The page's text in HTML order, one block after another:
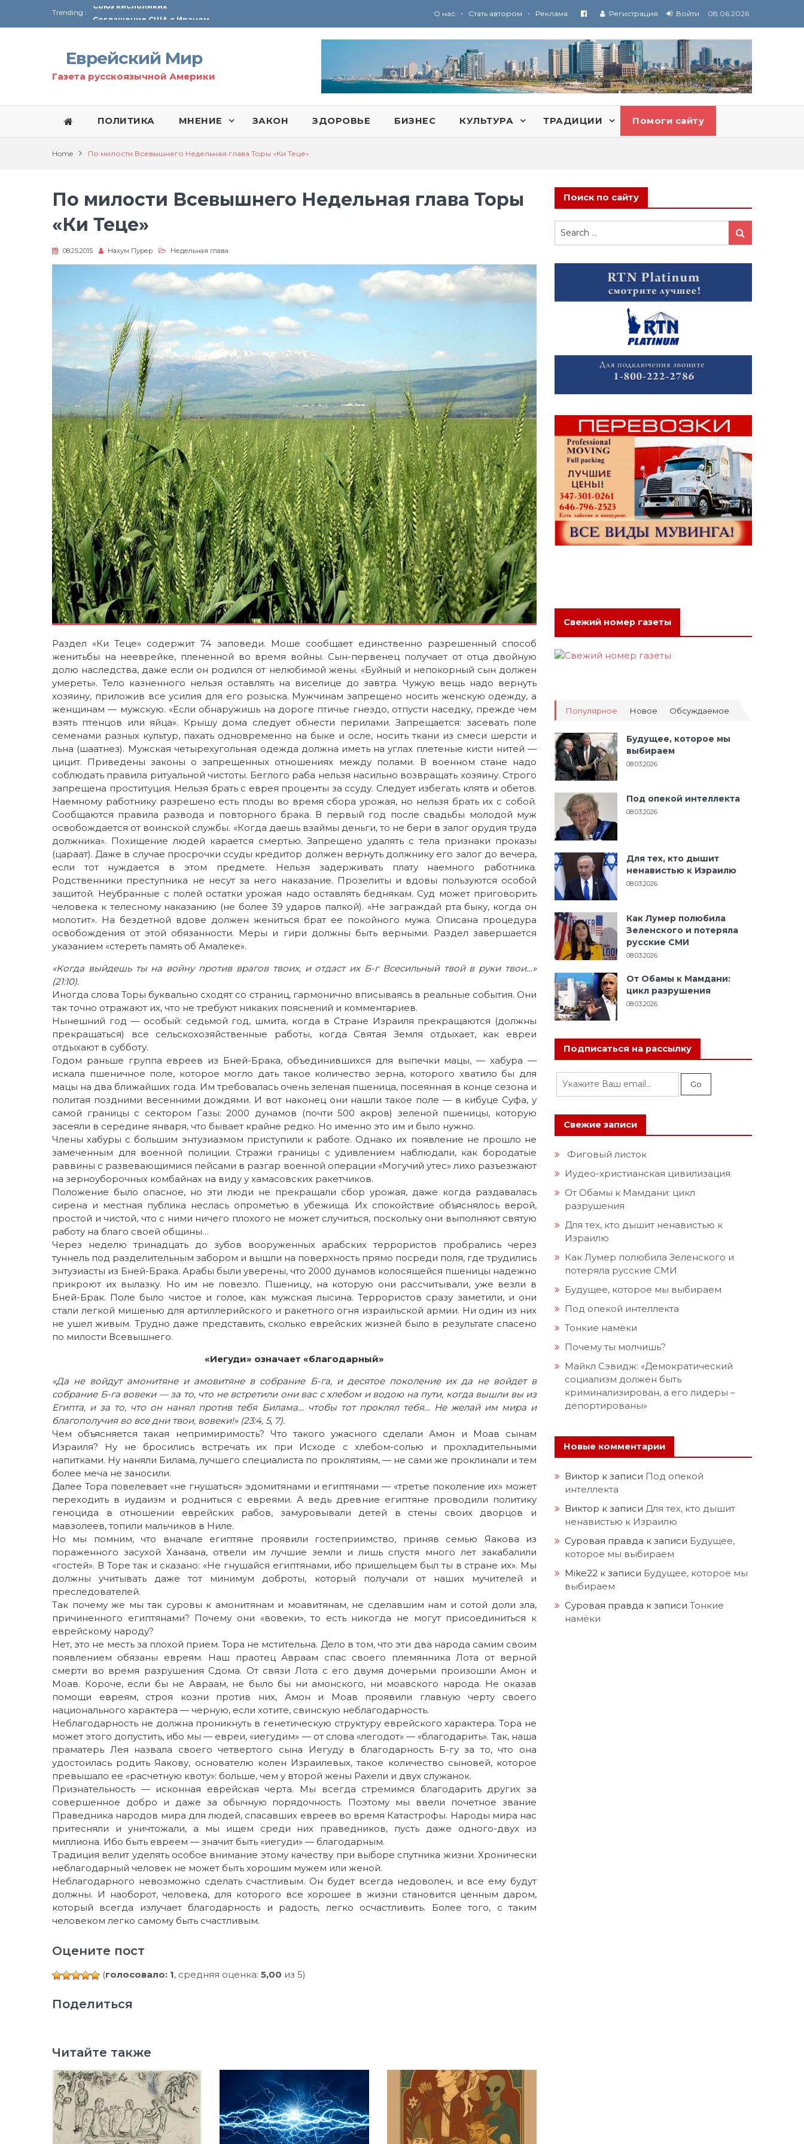
Trending :
Технология Революции в Иране
Ю
ридические услуги адвокатской коллегии «Эли Гервиц»: полное сопровождение на всех этапах
От Ирана до Ливана и Газы
О нас • Стать автором • Реклама Регистрация Войти 08.06.2026
Еврейский Мир
Газета русскоязычной Америки
ПОЛИТИКА МНЕНИЕ ЗАКОН ЗДОРОВЬЕ БИЗНЕС КУЛЬТУРА ТРАДИЦИИ Помоги сайту
Home По милости Всевышнего Недельная глава Торы «Ки Теце»
По милости Всевышнего Недельная глава Торы
«Ки Теце»
08.25.2015 Нахум Пурер Недельная глава
Раздел «Ки Теце» содержит 74 заповеди. Моше сообщает единственно разрешенный способ
женитьбы на нееврейке, плененной во время войны. Сын-первенец получает от отца двойную
долю наследства, даже если он родился от нелюбимой жены. «Буйный и непокорный сын должен
умереть». Тело казненного нельзя оставлять на виселице до завтра. Чужую вещь надо вернуть
хозяину, приложив все усилия для его розыска. Мужчинам запрещено носить женскую одежду, а
женщинам — мужскую. «Если обнаружишь на дороге птичье гнездо, отпусти наседку, прежде чем
взять птенцов или яйца». Крышу дома следует обнести перилами. Запрещается: засевать поле
семенами разных культур, пахать одновременно на быке и осле, носить ткани из смеси шерсти и
льна (шаатнез). Мужская четырехугольная одежда должна иметь на углах плетеные кисти нитей —
цицит. Приведены законы о запрещенных отношениях между полами. В военном стане надо
соблюдать правила ритуальной чистоты. Беглого раба нельзя насильно возвращать хозяину. Строго
запрещена проституция. Нельзя брать с еврея проценты за ссуду. Следует избегать клятв и обетов.
Наемному работнику разрешено есть плоды во время сбора урожая, но нельзя брать их с собой.
Сообщаются правила развода и повторного брака. В первый год после свадьбы молодой муж
освобождается от воинской службы. «Когда даешь взаймы деньги, то не бери в залог орудия труда
должника». Похищение людей карается смертью. Запрещено удалять с тела признаки проказы
(цараат). Даже в случае просрочки ссуды кредитор должен вернуть должнику его залог до вечера,
если тот нуждается в этом предмете. Нельзя задерживать плату наемного работника.
Родственники преступника не несут за него наказание. Прозелиты и вдовы пользуются особой
защитой. Неубранные с полей остатки урожая надо оставлять беднякам. Суд может приговорить
человека к телесному наказанию (не более 39 ударов палкой). «Не заграждай рта быку, когда он
молотит». На бездетной вдове должен жениться брат ее покойного мужа. Описана процедура
освобождения от этой обязанности. Меры и гири должны быть верными. Раздел завершается
указанием «стереть память об Амалеке».
«Когда выйдешь ты на войну против врагов твоих, и отдаст их Б-г Всесильный твой в руки твои…»
(21:10).
Иногда слова Торы буквально сходят со страниц, гармонично вписываясь в реальные события. Они
так точно отражают их, что не требуют никаких пояснений и комментариев.
Нынешний год — особый: седьмой год, шмита, когда в Стране Израиля прекращаются (должны
прекращаться) все сельскохозяйственные работы, когда Святая Земля отдыхает, как евреи
отдыхают в субботу.
Годом раньше группа евреев из Бней-Брака, объединившихся для выпечки мацы, — хабура —
искала пшеничное поле, которое могло дать такое количество зерна, которого хватило бы для
мацы на два ближайших года. Им требовалась очень зеленая пшеница, посеянная в конце сезона и
политая поздними весенними дождями. И вот наконец они нашли такое поле — в кибуце Суфа, у
самой границы с сектором Газы: 2000 дунамов (почти 500 акров) зеленой пшеницы, которую
засеяли в середине января, что бывает крайне редко. Но именно это им и было нужно.
Члены хабуры с большим энтузиазмом приступили к работе. Однако их появление не прошло не
замеченным для военной полиции. Стражи границы с удивлением наблюдали, как бородатые
раввины с развевающимися пейсами в разгар военной операции «Могучий утес» лихо разъезжают
на зерноуборочных комбайнах на виду у хамасовских ракетчиков.
Положение было опасное, но эти люди не прекращали сбор урожая, даже когда раздавалась
сирена и местная публика неслась опрометью в убежища. Их спокойствие объяснялось верой,
простой и чистой, что с ними ничего плохого не может случиться, поскольку они выполняют святую
работу на благо своей общины…
Через неделю тринадцать до зубов вооруженных арабских террористов пробрались через
туннель под разделительным забором и вышли на поверхность прямо посреди поля, где трудились
энтузиасты из Бней-Брака. Арабы были уверены, что 2000 дунамов колосящейся пшеницы надежно
прикроют их вылазку. Но им не повезло. Пшеницу, на которую они рассчитывали, уже везли в
Бней-Брак. Поле было чистое и голое, как мужская лысина. Террористов сразу заметили, и они
стали легкой мишенью для артиллерийского и ракетного огня израильской армии. Ни один из них
не ушел живым. Трудно даже представить, сколько еврейских жизней было в результате спасено
по милости Всевышнего.
«Иегуди» означает «благодарный»
«Да не войдут амонитяне и амовитяне в собрание Б-га, и десятое поколение их да не войдет в
собрание Б-га вовеки — за то, что не встретили они вас с хлебом и водою на пути, когда вышли вы из
Египта, и за то, что он нанял против тебя Билама… чтобы тот проклял тебя… Не желай им мира и
благополучия во все дни твои, вовеки!» (23:4, 5, 7).
Чем объясняется такая непримиримость? Что такого ужасного сделали Амон и Моав сынам
Израиля? Ну не бросились встречать их при Исходе с хлебом-солью и прохладительными
напитками. Ну наняли Билама, лучшего специалиста по проклятиям, — не сами же проклинали и тем
более меча не заносили.
Далее Тора повелевает «не гнушаться» эдомитянами и египтянами — «третье поколение их» может
переходить в иудаизм и родниться с евреями. А ведь древние египтяне проводили политику
геноцида в отношении еврейских рабов, замуровывали детей в стены своих дворцов и
мавзолеев, топили мальчиков в Ниле.
Но мы помним, что вначале египтяне проявили гостеприимство, приняв семью Яакова из
пораженного засухой Ханаана, отвели им лучшие земли и лишь спустя много лет закабалили
«гостей». В Торе так и сказано: «Не гнушайся египтянами, ибо пришельцем был ты в стране их». Мы
должны учитывать даже тот минимум доброты, который получали от наших мучителей и
преследователей.
Так почему же мы так суровы к амонитянам и моавитянам, не сделавшим нам и сотой доли зла,
причиненного египтянами? Почему они «вовеки», то есть никогда не могут присоединиться к
еврейскому народу?
Нет, это не месть за плохой прием. Тора не мстительна. Дело в том, что эти два народа самим своим
появлением обязаны евреям. Наш праотец Авраам спас своего племянника Лота от верной
смерти во время разрушения Сдома. От связи Лота с его двумя дочерьми произошли Амон и
Моав. Короче, если бы не Авраам, не было бы ни амонского, ни моавского народа. Не оказав
помощи евреям, строя козни против них, Амон и Моав проявили главную черту своего
национального характера — черную, если хотите, свинскую неблагодарность.
Неблагодарность не должна проникнуть в генетическую структуру еврейского характера. Тора не
может этого допустить, ибо мы — евреи, «иегудим» — от слова «легодот» — «благодарить». Так, наша
праматерь Лея назвала своего четвертого сына Иегуду в благодарность Б-гу за то, что она
удостоилась родить Яакову, основателю колен Израилевых, такое количество сыновей, которое
превышало ее «расчетную квоту»: больше, чем у второй жены Рахели и двух служанок.
Признательность — исконная еврейская черта. Мы всегда стремимся благодарить других за
совершенное добро и даже за обычную порядочность. Поэтому мы ввели почетное звание
Праведника народов мира для людей, спасавших евреев во время Катастрофы. Народы мира нас
притесняли и уничтожали, а мы ищем среди них праведников, пусть даже одного-двух из
миллиона. Ибо быть евреем — значит быть «иегуди» — благодарным.
Традиция велит уделять особое внимание этому качеству при выборе спутника жизни. Хронически
неблагодарный человек не может быть хорошим мужем или женой.
Неблагодарного невозможно сделать счастливым. Он будет всегда недоволен, и все ему будут
должны. И наоборот, человека, для которого все хорошее в жизни становится ценным даром,
который всегда излучает благодарность и радость, легко осчастливить. Более того, с таким
человеком легко самому быть счастливым.
Оцените пост
(голосовало: 1, средняя оценка: 5,00 из 5)
Поделиться
Читайте также
Поиск по сайту
Search
for:
Search
Свежий номер газеты
Популярное Новое Обсуждаемое
Будущее, которое мы
выбираем
08.03.2026
Под опекой интеллекта
08.03.2026
Для тех, кто дышит
ненавистью к Израилю
08.03.2026
Как Лумер полюбила
Зеленского и потеряла
русские СМИ
08.03.2026
От Обамы к Мамдани:
цикл разрушения
08.03.2026
Подписаться на рассылку
Свежие записи
Фиговый листок
Иудео-христианская цивилизация
От Обамы к Мамдани: цикл
разрушения
Для тех, кто дышит ненавистью к
Израилю
Как Лумер полюбила Зеленского и
потеряла русские СМИ
Будущее, которое мы выбираем
Под опекой интеллекта
Тонкие намёки
Почему ты молчишь?
Майкл Сэвидж: «Демократический
социализм должен быть
криминализирован, а его лидеры –
депортированы»
Новые комментарии
Виктор к записи Под опекой
интеллекта
Виктор к записи Для тех, кто дышит
ненавистью к Израилю
Суровая правда к записи Будущее,
которое мы выбираем
Mike22 к записи Будущее, которое мы
выбираем
Суровая правда к записи Тонкие
намёки